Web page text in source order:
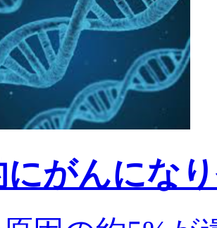
にがんにな